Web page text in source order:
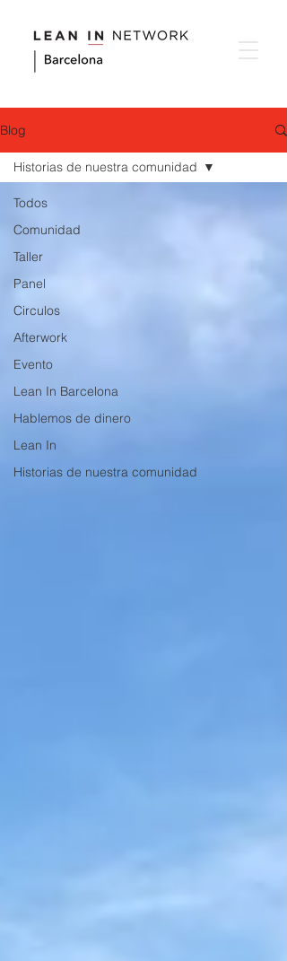
Blog
Todos
Comunidad
Taller
Panel
Circulos
Afterwork
Evento
Lean In Barcelona
Hablemos de dinero
Lean In
Historias de nuestra comunidad
Historias de nuestra comunidad